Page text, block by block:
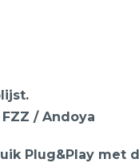
FZZ / Andoya
Plug&Play met